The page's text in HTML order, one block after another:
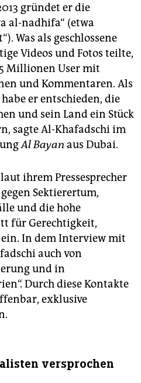
gründet er die
al-nadhifa“ (etwa
Was als geschlossene
Videos und Fotos teilte,
Millionen User mit
und Kommentaren. Als
er entschieden, die
und sein Land ein Stück
sagte Al-Khafadschi im
Al Bayan aus Dubai.
ihrem Pressesprecher
Sektierertum,
und die hohe
für Gerechtigkeit,
In dem Interview mit
auch von
und in
Durch diese Kontakte
exklusive
versprochen